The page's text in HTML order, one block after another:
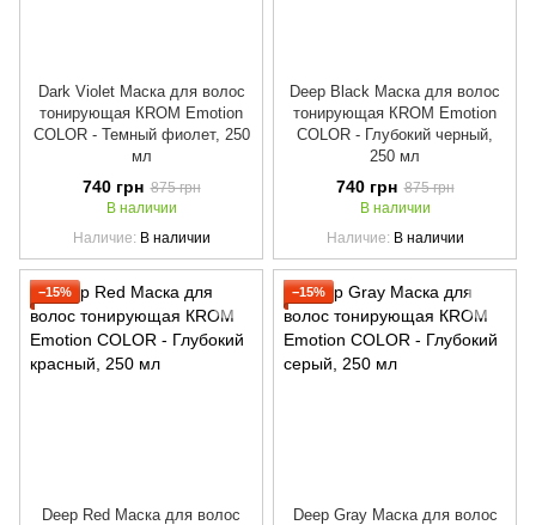
Dark Violet Маска для волос
тонирующая КROM Emotion
COLOR - Темный фиолет, 250
мл
740 грн 875 грн
В наличии
Наличие
В наличии
Deep Black Маска для волос
тонирующая КROM Emotion
COLOR - Глубокий черный,
250 мл
740 грн 875 грн
В наличии
Наличие
В наличии
−15%
Deep Red Маска для волос
−15%
Deep Gray Маска для волос